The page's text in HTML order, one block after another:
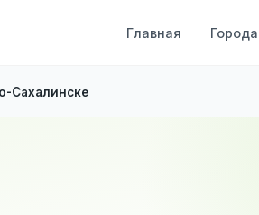
Главная Города
Сахалинске